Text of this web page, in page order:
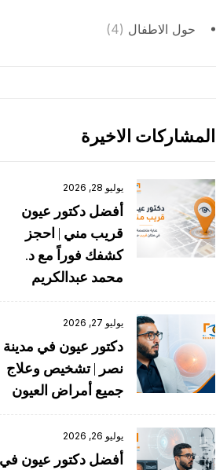
حول الاطفال (4)
المشاركات الاخيرة
يوليو 28, 2026
أفضل دكتور عيون
قريب مني | احجز
كشفك فوراً مع د.
محمد عبدالكريم
يوليو 27, 2026
دكتور عيون في مدينة
نصر | تشخيص وعلاج
جميع أمراض العيون
يوليو 26, 2026
أفضل دكتور عيون في